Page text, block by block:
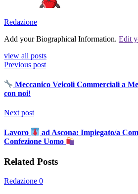
Redazione
Add your Biographical Information. Edit
view all posts
Previous post
Meccanico Veicoli Commerciali a
con noi!
Next post
Lavoro
ad Ascona: Impiegato/a
Confezione Uomo
Related Posts
Redazione 0